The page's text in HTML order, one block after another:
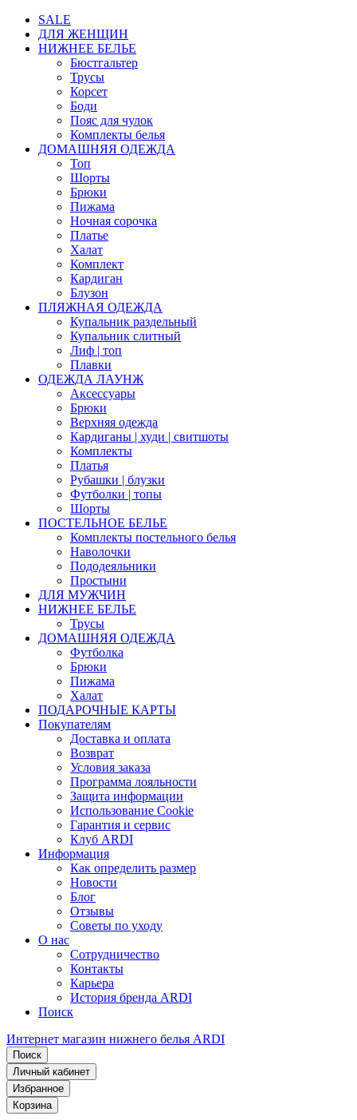
SALE
ДЛЯ ЖЕНЩИН
НИЖНЕЕ БЕЛЬЕ
Бюстгальтер
Трусы
Корсет
Боди
Пояс для чулок
Комплекты белья
ДОМАШНЯЯ ОДЕЖДА
Топ
Шорты
Брюки
Пижама
Ночная сорочка
Платье
Халат
Комплект
Кардиган
Блузон
ПЛЯЖНАЯ ОДЕЖДА
Купальник раздельный
Купальник слитный
Лиф | топ
Плавки
ОДЕЖДА ЛАУНЖ
Аксессуары
Брюки
Верхняя одежда
Кардиганы | худи | свитшоты
Комплекты
Платья
Рубашки | блузки
Футболки | топы
Шорты
ПОСТЕЛЬНОЕ БЕЛЬЕ
Комплекты постельного белья
Наволочки
Пододеяльники
Простыни
ДЛЯ МУЖЧИН
НИЖНЕЕ БЕЛЬЕ
Трусы
ДОМАШНЯЯ ОДЕЖДА
Футболка
Брюки
Пижама
Халат
ПОДАРОЧНЫЕ КАРТЫ
Покупателям
Доставка и оплата
Возврат
Условия заказа
Программа лояльности
Защита информации
Использование Cookie
Гарантия и сервис
Клуб ARDI
Информация
Как определить размер
Новости
Блог
Отзывы
Советы по уходу
О нас
Сотрудничество
Контакты
Карьера
История бренда ARDI
Поиск
Интернет магазин нижнего белья ARDI
Поиск
Личный кабинет
Избранное
Корзина